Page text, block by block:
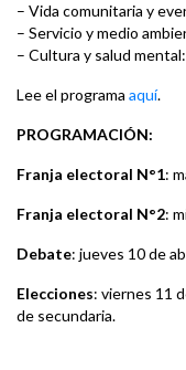
– Vida comunitaria y
– Servicio y medio
– Cultura y salud
Lee el programa aquí.
PROGRAMACIÓN:
Franja electoral N°1:
Franja electoral N°2:
Debate: jueves 10 de
Elecciones: viernes 11
de secundaria.